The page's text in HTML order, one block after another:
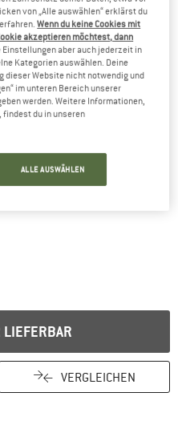
LIEFERBAR
VERGLEICHEN
von „Alle auswählen“ erklärst du
Wenn du keine Cookies mit
akzeptieren möchtest, dann
Einstellungen aber auch jederzeit in
Kategorien auswählen. Deine
dieser Website nicht notwendig und
im unteren Bereich unserer
werden. Weitere Informationen,
du in unseren
ALLE AUSWÄHLEN